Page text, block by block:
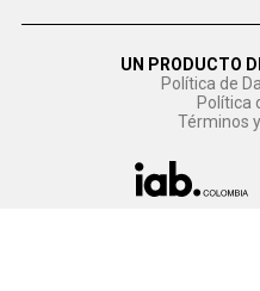
UN PRODUCTO
Política de
Política
Términos